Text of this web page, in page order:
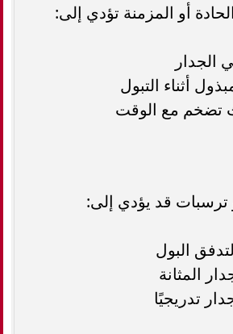
الحادة أو المزمنة تؤدي إلى:
الجدار
أثناء التبول
تضخم مع الوقت
قد يؤدي إلى:
البول
المثانة
تدريجيًا